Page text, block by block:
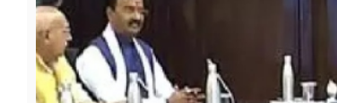
शिक्षा
अन्य खबरें